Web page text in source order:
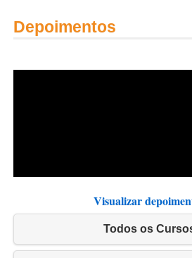
Depoimentos
Visualizar
Todos os